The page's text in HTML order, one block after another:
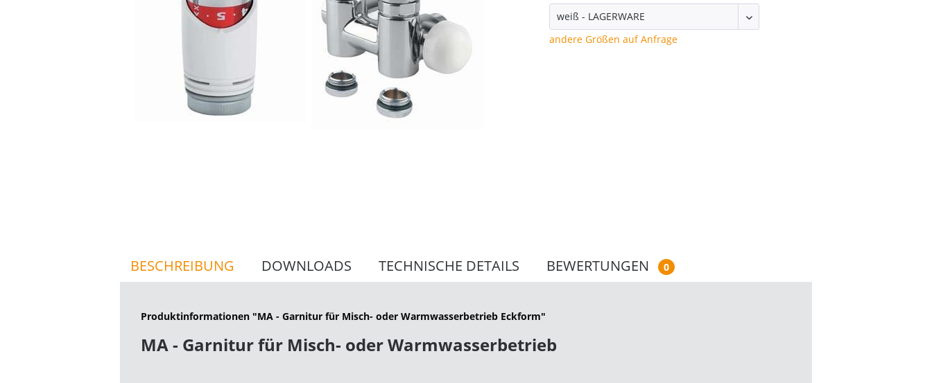
andere Größen auf Anfrage
BESCHREIBUNG DOWNLOADS TECHNISCHE DETAILS BEWERTUNGEN 0
Produktinformationen "MA - Garnitur für Misch- oder Warmwasserbetrieb Eckform"
MA - Garnitur für Misch- oder Warmwasserbetrieb